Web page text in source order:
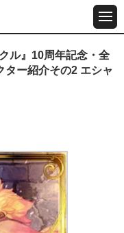
ル』10周年記念・全
ター紹介その2 エシャ